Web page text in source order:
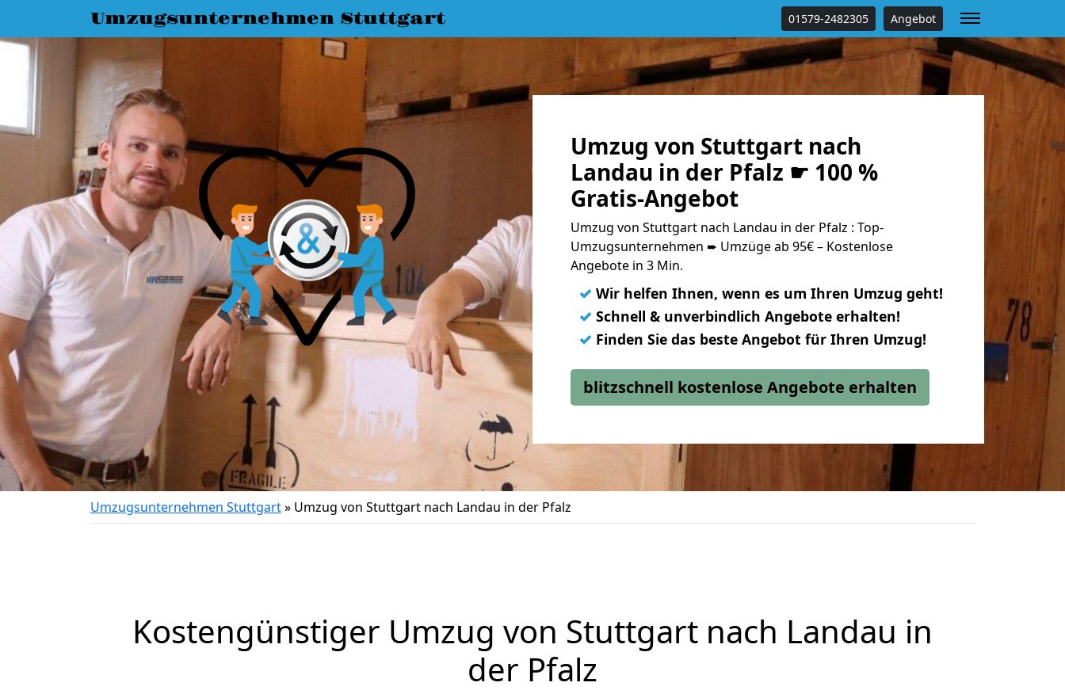
Umzugsunternehmen Stuttgart 01579-2482305 Angebot
Umzug von Stuttgart nach
Landau in der Pfalz ☛ 100 %
Gratis-Angebot
Umzug von Stuttgart nach Landau in der Pfalz : Top-
Umzugsunternehmen ➨ Umzüge ab 95€ – Kostenlose
Angebote in 3 Min.
✓ Wir helfen Ihnen, wenn es um Ihren Umzug geht!
✓ Schnell & unverbindlich Angebote erhalten!
✓ Finden Sie das beste Angebot für Ihren Umzug!
blitzschnell kostenlose Angebote erhalten
Umzugsunternehmen Stuttgart» Umzug von Stuttgart nach Landau in der Pfalz
Kostengünstiger Umzug von Stuttgart nach Landau in
der Pfalz